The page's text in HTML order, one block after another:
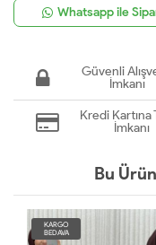
Whatsapp ile
Güvenli
İmkanı
Kredi Kartına
İmkanı
Bu
KARGO
BEDAVA